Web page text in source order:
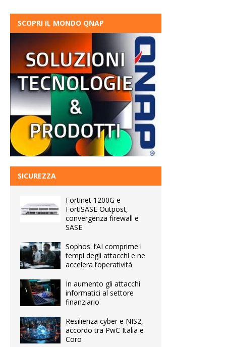
SCOPRI IL MONDO QNAP
SICUREZZA
Fortinet 1200G e
FortiSASE Outpost,
convergenza firewall e
SASE
Sophos: l’AI comprime i
tempi degli attacchi e ne
accelera l’operatività
In aumento gli attacchi
informatici al settore
finanziario
Resilienza cyber e NIS2,
accordo tra PwC Italia e
Coro